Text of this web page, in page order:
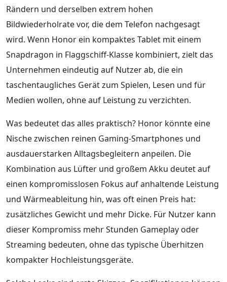
Rändern und derselben extrem hohen
Bildwiederholrate vor, die dem Telefon nachgesagt
wird. Wenn Honor ein kompaktes Tablet mit einem
Snapdragon in Flaggschiff-Klasse kombiniert, zielt das
Unternehmen eindeutig auf Nutzer ab, die ein
taschentaugliches Gerät zum Spielen, Lesen und für
Medien wollen, ohne auf Leistung zu verzichten.
Was bedeutet das alles praktisch? Honor könnte eine
Nische zwischen reinen Gaming-Smartphones und
ausdauerstarken Alltagsbegleitern anpeilen. Die
Kombination aus Lüfter und großem Akku deutet auf
einen kompromisslosen Fokus auf anhaltende Leistung
und Wärmeableitung hin, was oft einen Preis hat:
zusätzliches Gewicht und mehr Dicke. Für Nutzer kann
dieser Kompromiss mehr Stunden Gameplay oder
Streaming bedeuten, ohne das typische Überhitzen
kompakter Hochleistungsgeräte.